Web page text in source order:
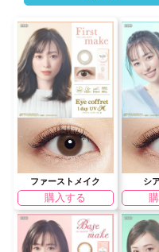
ファーストメイク
購入する
シ